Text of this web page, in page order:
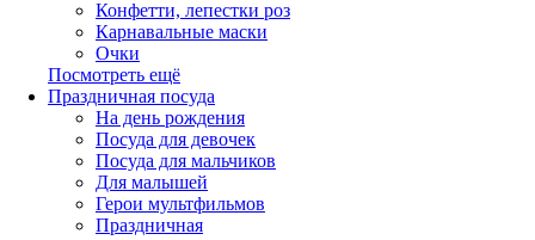
Конфетти, лепестки роз
Карнавальные маски
Очки
Посмотреть ещё
Праздничная посуда
На день рождения
Посуда для девочек
Посуда для мальчиков
Для малышей
Герои мультфильмов
Праздничная